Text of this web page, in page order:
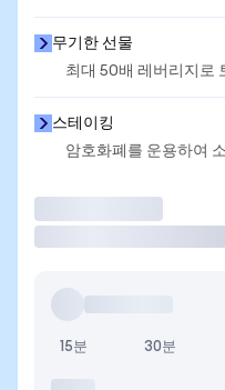
무기한 선물
최대 50배 레버리지로
스테이킹
암호화폐를 운용하여
15분 30분